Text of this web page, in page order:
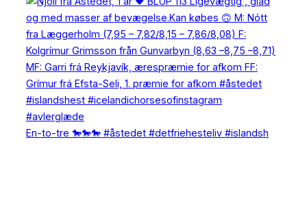
En-to-tre 🐎🐎🐎 #åstedet #detfriehesteliv #islandsh